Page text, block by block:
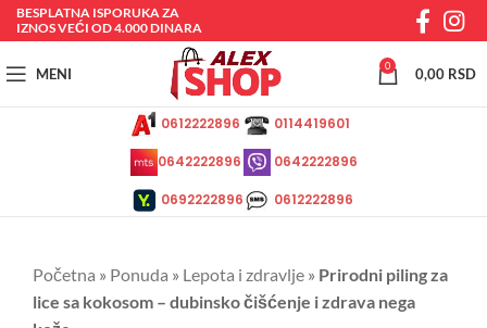
BESPLATNA ISPORUKA ZA
IZNOS VEĆI OD 4.000 DINARA
MENI 0 0,00 RSD
0612222896
0642222896
0692222896
0114419601
0642222896
0612222896
Početna » Ponuda » Lepota i zdravlje » Prirodni piling za
lice sa kokosom – dubinsko čišćenje i zdrava nega